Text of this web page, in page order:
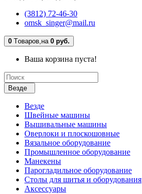
(3812) 72-46-30
omsk_singer@mail.ru
0 Tоваров,на 0 руб.
Ваша корзина пуста!
Везде
Везде
Швейные машины
Вышивальные машины
Оверлоки и плоскошовные
Вязальное оборудование
Промышленное оборудование
Манекены
Парогладильное оборудование
Столы для шитья и оборудования
Аксессуары